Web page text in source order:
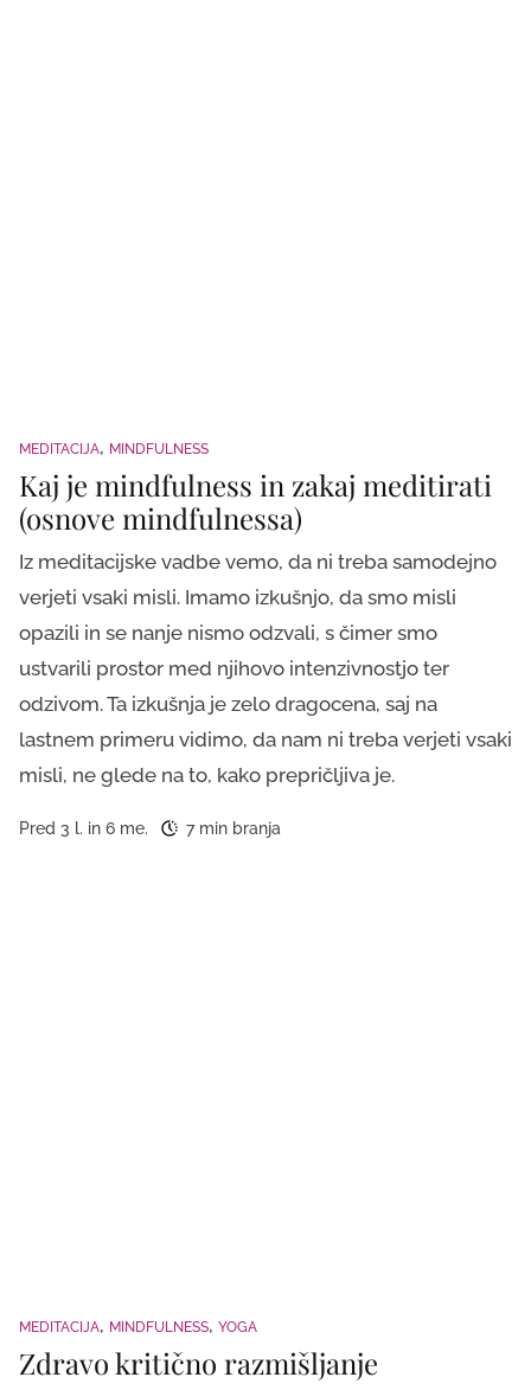
MEDITACIJA MINDFULNESS
Kaj je mindfulness in zakaj meditirati
(osnove mindfulnessa)
Iz meditacijske vadbe vemo, da ni treba samodejno
verjeti vsaki misli. Imamo izkušnjo, da smo misli
opazili in se nanje nismo odzvali, s čimer smo
ustvarili prostor med njihovo intenzivnostjo ter
odzivom. Ta izkušnja je zelo dragocena, saj na
lastnem primeru vidimo, da nam ni treba verjeti vsaki
misli, ne glede na to, kako prepričljiva je.
Pred 3 l. in 6 me. 7 min branja
MEDITACIJA MINDFULNESS YOGA
Zdravo kritično razmišljanje